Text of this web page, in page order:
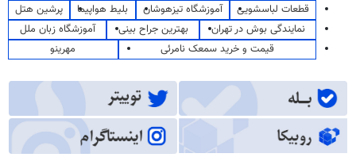
قطعات لباسشویی
آموزشگاه تیزهوشان بلیط هواپیما
پرشین هتل
نمایندگی بوش در تهران
بهترین جراح بینی
آموزشگاه زبان ملل
قیمت و خرید سمعک نامرئی
مهرینو